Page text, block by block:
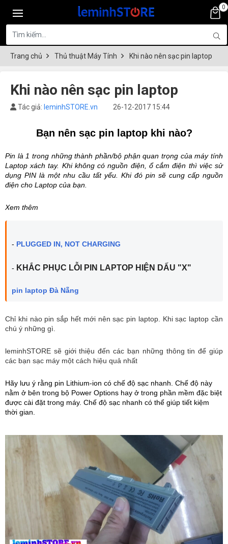
0
Trang chủ Thủ thuật Máy Tính Khi nào nên sạc pin laptop
Khi nào nên sạc pin laptop
Tác giả: leminhSTORE.vn 26-12-2017 15:44
Bạn nên sạc pin laptop khi nào?
Pin là 1 trong những thành phần/bộ phận quan trọng của máy tính
Laptop xách tay. Khi không có nguồn điện, ổ cắm điện thì việc sử
dụng PIN là một nhu cầu tất yếu. Khi đó pin sẽ cung cấp nguồn
điện cho Laptop của bạn.
Xem thêm
- PLUGGED IN, NOT CHARGING
- KHẮC PHỤC LỖI PIN LAPTOP HIỆN DẤU "X"
pin laptop Đà Nẵng
Chỉ khi nào pin sắp hết mới nên sạc pin laptop. Khi sạc laptop cần
chú ý những gì.
leminhSTORE sẽ giới thiệu đến các bạn những thông tin để giúp
các bạn sạc máy một cách hiệu quả nhất
Hãy lưu ý rằng pin Lithium-ion có chế độ sạc nhanh. Chế độ này
nằm ở bên trong bộ Power Options hay ở trong phần mềm đặc biệt
được cài đặt trong máy. Chế độ sạc nhanh có thể giúp tiết kiệm
thời gian.